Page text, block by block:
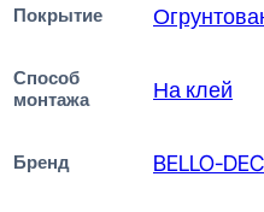
Покрытие
Способ
монтажа
На клей
Бренд BELLO-